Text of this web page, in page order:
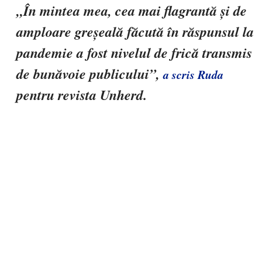
„În mintea mea, cea mai flagrantă și de
amploare greșeală făcută în răspunsul la
pandemie a fost nivelul de frică transmis
de bunăvoie publicului”,a scris Ruda
pentru revista Unherd.